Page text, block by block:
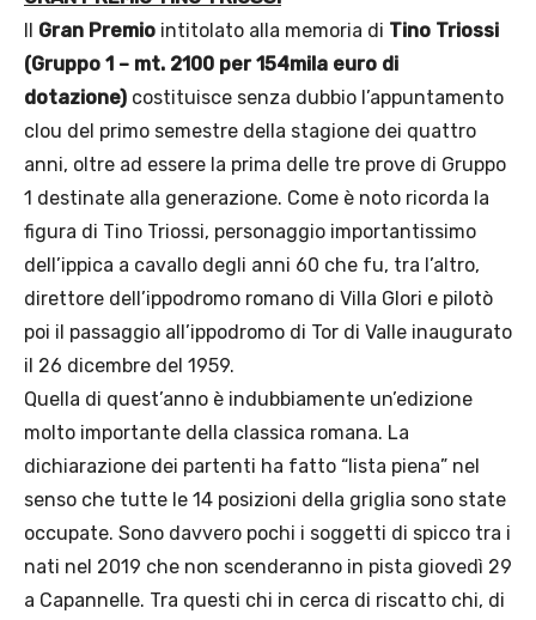
Il Gran Premio intitolato alla memoria di Tino Triossi
(Gruppo 1 – mt. 2100 per 154mila euro di
dotazione) costituisce senza dubbio l’appuntamento
clou del primo semestre della stagione dei quattro
anni, oltre ad essere la prima delle tre prove di Gruppo
1 destinate alla generazione. Come è noto ricorda la
figura di Tino Triossi, personaggio importantissimo
dell’ippica a cavallo degli anni 60 che fu, tra l’altro,
direttore dell’ippodromo romano di Villa Glori e pilotò
poi il passaggio all’ippodromo di Tor di Valle inaugurato
il 26 dicembre del 1959.
Quella di quest’anno è indubbiamente un’edizione
molto importante della classica romana. La
dichiarazione dei partenti ha fatto “lista piena” nel
senso che tutte le 14 posizioni della griglia sono state
occupate. Sono davvero pochi i soggetti di spicco tra i
nati nel 2019 che non scenderanno in pista giovedì 29
a Capannelle. Tra questi chi in cerca di riscatto chi, di